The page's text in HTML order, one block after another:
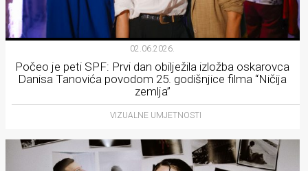
02.06.2026.
Počeo je peti SPF: Prvi dan obilježila izložba oskarovca
Danisa Tanovića povodom 25. godišnjice filma “Ničija
zemlja”
VIZUALNE UMJETNOSTI